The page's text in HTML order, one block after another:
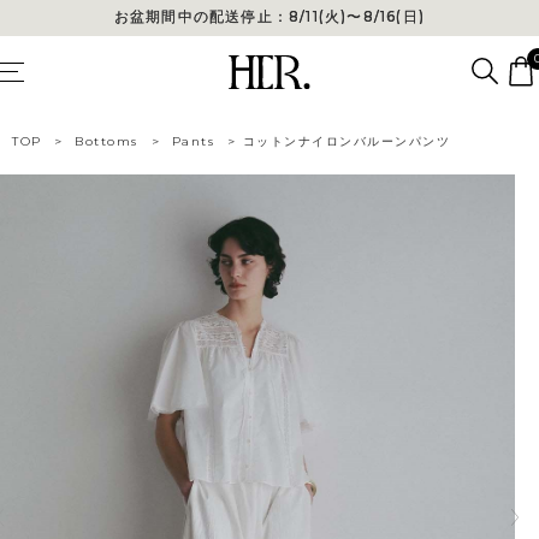
お盆期間中の配送停止：8/11(火)〜8/16(日)
お盆期間中の配送停止：8/11(火)〜8/16(日)
TOP > Bottoms > Pants > コットンナイロンバルーンパンツ